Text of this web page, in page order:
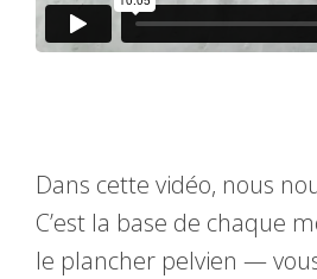
Dans cette vidéo, nous
C’est la base de chaque
le plancher pelvien —